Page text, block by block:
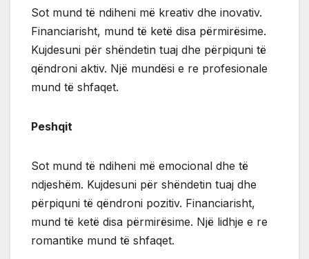
Sot mund të ndiheni më kreativ dhe inovativ.
Financiarisht, mund të ketë disa përmirësime.
Kujdesuni për shëndetin tuaj dhe përpiquni të
qëndroni aktiv. Një mundësi e re profesionale
mund të shfaqet.
Peshqit
Sot mund të ndiheni më emocional dhe të
ndjeshëm. Kujdesuni për shëndetin tuaj dhe
përpiquni të qëndroni pozitiv. Financiarisht,
mund të ketë disa përmirësime. Një lidhje e re
romantike mund të shfaqet.